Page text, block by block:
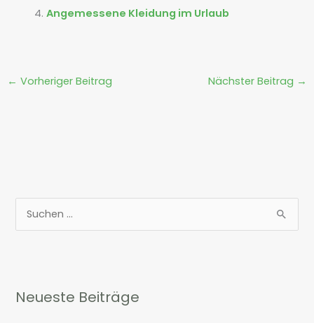
Angemessene Kleidung im Urlaub
← Vorheriger Beitrag Nächster Beitrag →
e
Neueste Beiträge